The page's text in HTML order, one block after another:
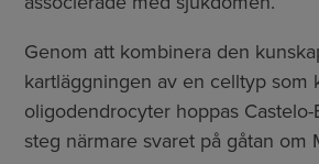
Genom att kombinera den
kartläggningen av en celltyp som
oligodendrocyter hoppas
steg närmare svaret på gåtan om